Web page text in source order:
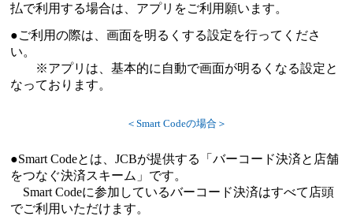
払で利用する場合は、アプリをご利用願います。
●ご利用の際は、画面を明るくする設定を行ってくださ
い。
※アプリは、基本的に自動で画面が明るくなる設定と
なっております。
＜Smart Codeの場合＞
●Smart Codeとは、JCBが提供する「バーコード決済と店舗
をつなぐ決済スキーム」です。
Smart Codeに参加しているバーコード決済はすべて店頭
でご利用いただけます。